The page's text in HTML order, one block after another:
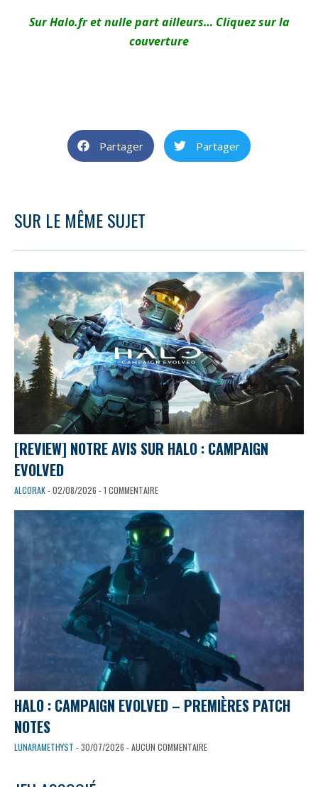
Sur Halo.fr et nulle part ailleurs… Cliquez sur la
couverture
Partager Partager
SUR LE MÊME SUJET
[REVIEW] NOTRE AVIS SUR HALO : CAMPAIGN
EVOLVED
ALCORAK- 02/08/2026 - 1 COMMENTAIRE
HALO : CAMPAIGN EVOLVED – PREMIÈRES PATCH
NOTES
LUNARAMETHYST - 30/07/2026 - AUCUN COMMENTAIRE